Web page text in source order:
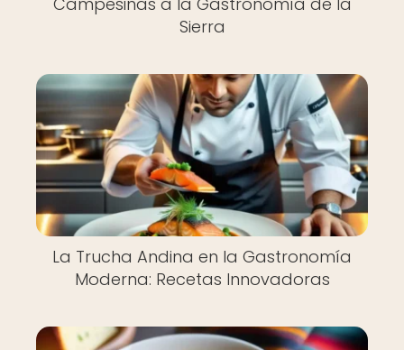
Sierra
La Trucha Andina en la Gastronomía
Moderna: Recetas Innovadoras